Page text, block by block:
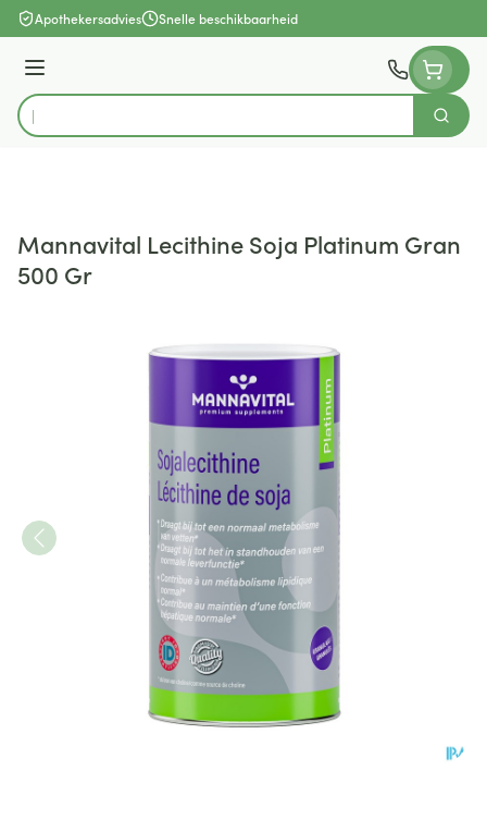
Ga naar de inhoud
Apothekersadvies Snelle beschikbaarheid
Menu
Product, merk, categorie...
Zoek
Mannavital Lecithine Soja Platinum Gran
500 Gr